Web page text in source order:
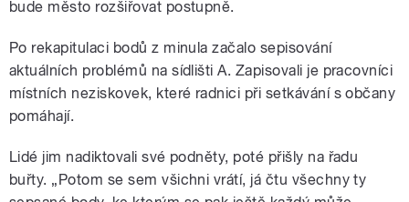
bude město rozšiřovat postupně.
Po rekapitulaci bodů z minula začalo sepisování
aktuálních problémů na sídlišti A. Zapisovali je pracovníci
místních neziskovek, které radnici při setkávání s občany
pomáhají.
Lidé jim nadiktovali své podněty, poté přišly na řadu
buřty. „Potom se sem všichni vrátí, já čtu všechny ty